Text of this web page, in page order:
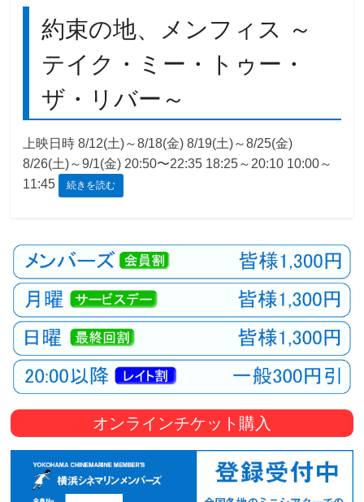
マ
リ
ン
観
た
は
の
で
約束の地、メンフィス ～
テイク・ミー・トゥー・
ザ・リバー～
上映日時 8/12(土)～8/18(金) 8/19(土)～8/25(金)
8/26(土)～9/1(金) 20:50〜22:35 18:25～20:10 10:00～
11:45
続きを読む
オンラインチケット購入